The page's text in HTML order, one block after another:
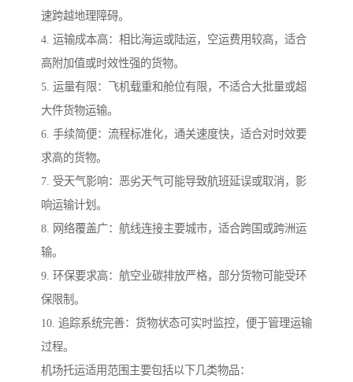
速跨越地理障碍。
4. 运输成本高：相比海运或陆运，空运费用较高，适合
高附加值或时效性强的货物。
5. 运量有限：飞机载重和舱位有限，不适合大批量或超
大件货物运输。
6. 手续简便：流程标准化，通关速度快，适合对时效要
求高的货物。
7. 受天气影响：恶劣天气可能导致航班延误或取消，影
响运输计划。
8. 网络覆盖广：航线连接主要城市，适合跨国或跨洲运
输。
9. 环保要求高：航空业碳排放严格，部分货物可能受环
保限制。
10. 追踪系统完善：货物状态可实时监控，便于管理运输
过程。
机场托运适用范围主要包括以下几类物品：